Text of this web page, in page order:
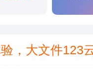
，大文件